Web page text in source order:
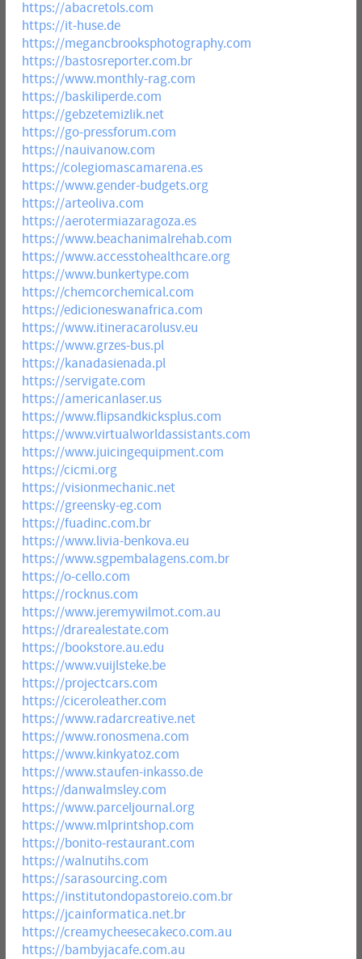
https://abacretols.com
https://it-huse.de
https://megancbrooksphotography.com
https://bastosreporter.com.br
https://www.monthly-rag.com
https://baskiliperde.com
https://gebzetemizlik.net
https://go-pressforum.com
https://nauivanow.com
https://colegiomascamarena.es
https://www.gender-budgets.org
https://arteoliva.com
https://aerotermiazaragoza.es
https://www.beachanimalrehab.com
https://www.accesstohealthcare.org
https://www.bunkertype.com
https://chemcorchemical.com
https://edicioneswanafrica.com
https://www.itineracarolusv.eu
https://www.grzes-bus.pl
https://kanadasienada.pl
https://servigate.com
https://americanlaser.us
https://www.flipsandkicksplus.com
https://www.virtualworldassistants.com
https://www.juicingequipment.com
https://cicmi.org
https://visionmechanic.net
https://greensky-eg.com
https://fuadinc.com.br
https://www.livia-benkova.eu
https://www.sgpembalagens.com.br
https://o-cello.com
https://rocknus.com
https://www.jeremywilmot.com.au
https://drarealestate.com
https://bookstore.au.edu
https://www.vuijlsteke.be
https://projectcars.com
https://ciceroleather.com
https://www.radarcreative.net
https://www.ronosmena.com
https://www.kinkyatoz.com
https://www.staufen-inkasso.de
https://danwalmsley.com
https://www.parceljournal.org
https://www.mlprintshop.com
https://bonito-restaurant.com
https://walnutihs.com
https://sarasourcing.com
https://institutondopastoreio.com.br
https://jcainformatica.net.br
https://creamycheesecakeco.com.au
https://bambyjacafe.com.au